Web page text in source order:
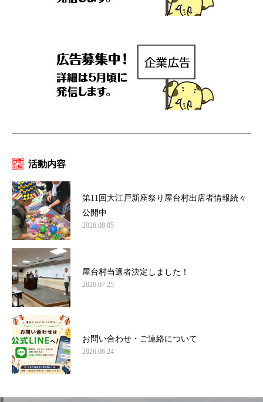
活動内容
第11回大江戸新座祭り屋台村出店者情報続々
公開中
2026.08.05
屋台村当選者決定しました！
2026.07.25
お問い合わせ・ご連絡について
2026.06.24